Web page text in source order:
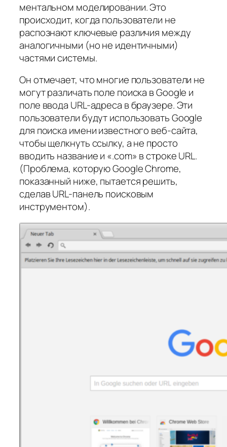
ментальном моделировании. Это
происходит, когда пользователи не
распознают ключевые различия между
аналогичными (но не идентичными)
частями системы.
Он отмечает, что многие пользователи не
могут различать поле поиска в Google и
поле ввода URL-адреса в браузере. Эти
пользователи будут использовать Google
для поиска имени известного веб-сайта,
чтобы щелкнуть ссылку, а не просто
вводить название и «.com» в строке URL.
(Проблема, которую Google Chrome,
показанный ниже, пытается решить,
сделав URL-панель поисковым
инструментом).